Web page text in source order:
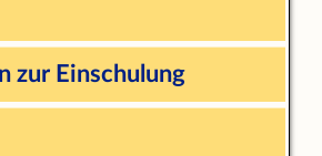
zur Einschulung